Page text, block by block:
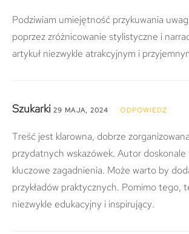
Podziwiam umiejętność przykuwania
poprzez zróżnicowanie stylistyczne i
artykuł niezwykle atrakcyjnym i
Szukarki 29 MAJA, 2024 ODPOWIEDZ
Treść jest klarowna, dobrze
przydatnych wskazówek. Autor doskonale
kluczowe zagadnienia. Może warto by
przykładów praktycznych. Pomimo tego,
niezwykle edukacyjny i inspirujący.